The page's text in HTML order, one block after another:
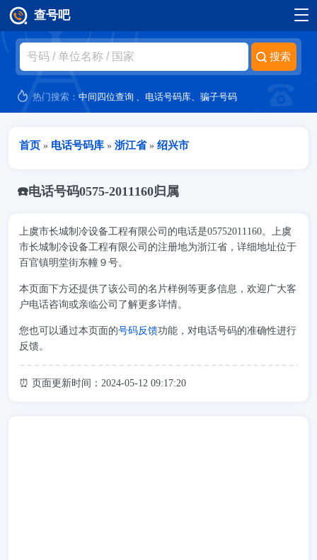
跳转到主要内容
查号吧
热门搜索：中间四位查询 、 电话号码库、骗子号码
当前位置
首页 » 电话号码库 » 浙江省 » 绍兴市
☎️电话号码0575-2011160归属
上虞市长城制冷设备工程有限公司的电话是05752011160。上虞
市长城制冷设备工程有限公司的注册地为浙江省，详细地址位于
百官镇明堂街东幢９号。
本页面下方还提供了该公司的名片样例等更多信息，欢迎广大客
户电话咨询或亲临公司了解更多详情。
您也可以通过本页面的号码反馈功能，对电话号码的准确性进行
反馈。
⏰ 页面更新时间：2024-05-12 09:17:20